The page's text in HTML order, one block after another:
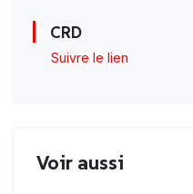
CRD
Suivre le lien
Voir aussi